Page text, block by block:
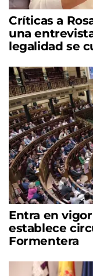
Críticas a
una
legalidad se
Entra en
establece
Formentera